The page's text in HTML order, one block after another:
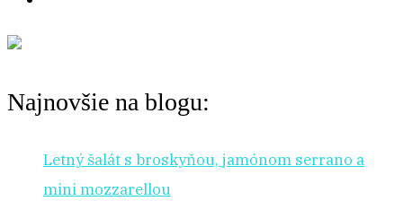
Najnovšie na blogu:
Letný šalát s broskyňou, jamónom serrano a
mini mozzarellou